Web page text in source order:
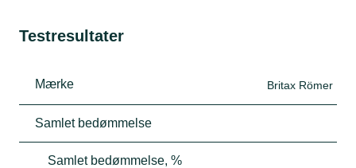
Testresultater
Mærke Britax Römer
Samlet bedømmelse
Samlet bedømmelse, %